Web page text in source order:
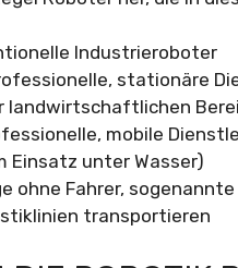
Industrieroboter
stationäre
landwirtschaftlichen
mobile
Einsatz unter Wasser)
ohne Fahrer,
transportieren